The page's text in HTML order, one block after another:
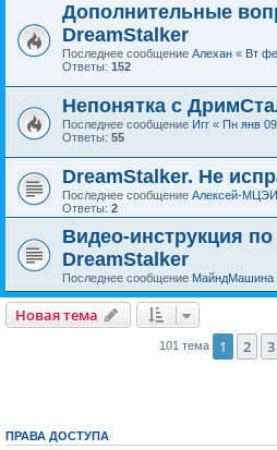
Дополнительные
DreamStalker
Последнее сообщение Алехан « Вт
Ответы: 152
Непонятка с
Последнее сообщение Игг « Пн янв
Ответы: 55
DreamStalker. Не
Последнее сообщение Алексей-
Ответы: 2
Видео-инструкция по
DreamStalker
Последнее сообщение МайндМашина
Новая тема
101 тема 1 2 3
ПРАВА ДОСТУПА